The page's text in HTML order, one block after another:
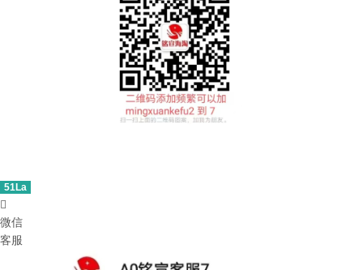
51La

微信
客服